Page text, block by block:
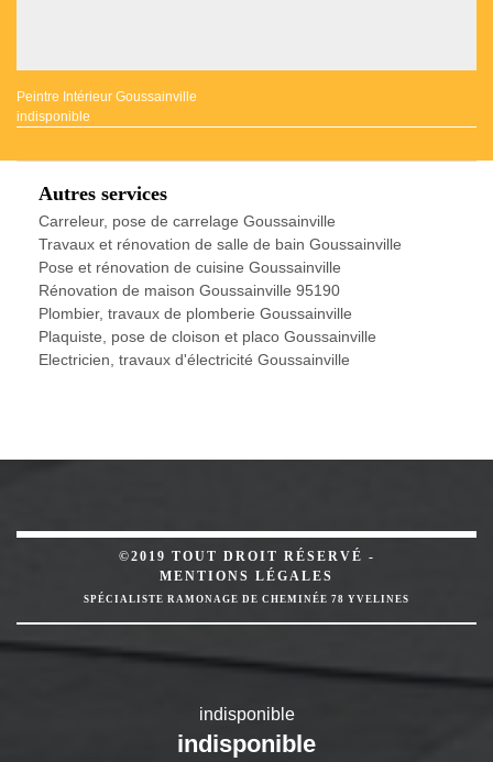
Peintre Intérieur Goussainville
indisponible
Autres services
Carreleur, pose de carrelage Goussainville
Travaux et rénovation de salle de bain Goussainville
Pose et rénovation de cuisine Goussainville
Rénovation de maison Goussainville 95190
Plombier, travaux de plomberie Goussainville
Plaquiste, pose de cloison et placo Goussainville
Electricien, travaux d'électricité Goussainville
©2019 TOUT DROIT RÉSERVÉ -
MENTIONS LÉGALES
SPÉCIALISTE RAMONAGE DE CHEMINÉE 78 YVELINES
indisponible
indisponible